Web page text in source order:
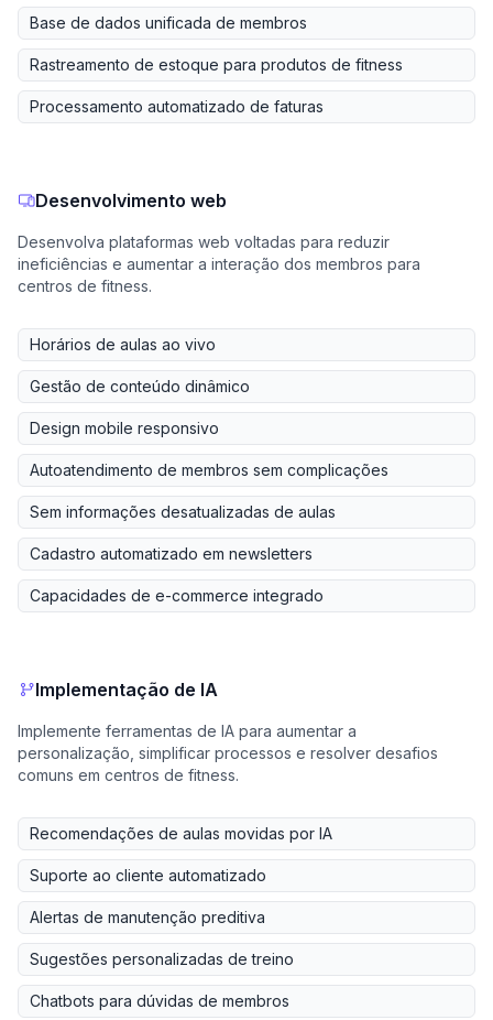
Base de dados unificada de membros
Rastreamento de estoque para produtos de fitness
Processamento automatizado de faturas
Desenvolvimento web
Desenvolva plataformas web voltadas para reduzir
ineficiências e aumentar a interação dos membros para
centros de fitness.
Horários de aulas ao vivo
Gestão de conteúdo dinâmico
Design mobile responsivo
Autoatendimento de membros sem complicações
Sem informações desatualizadas de aulas
Cadastro automatizado em newsletters
Capacidades de e-commerce integrado
Implementação de IA
Implemente ferramentas de IA para aumentar a
personalização, simplificar processos e resolver desafios
comuns em centros de fitness.
Recomendações de aulas movidas por IA
Suporte ao cliente automatizado
Alertas de manutenção preditiva
Sugestões personalizadas de treino
Chatbots para dúvidas de membros